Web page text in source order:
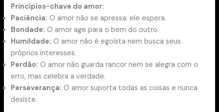
Princípios-chave do amor:
Paciência: O amor não se apressa; ele espera.
Bondade: O amor age para o bem do outro.
Humildade: O amor não é egoísta nem busca seus
próprios interesses.
Perdão: O amor não guarda rancor nem se alegra com o
erro, mas celebra a verdade.
Perseverança: O amor suporta todas as coisas e nunca
desiste.